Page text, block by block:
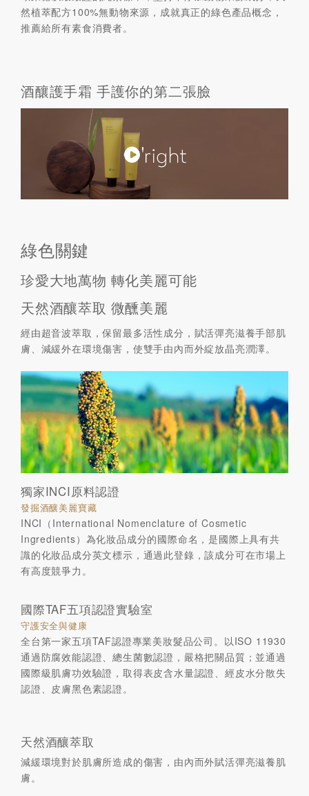
然植萃配方100%無動物來源，成就真正的綠色產品概念，
推薦給所有素食消費者。
酒釀護手霜 手護你的第二張臉
綠色關鍵
珍愛大地萬物 轉化美麗可能
天然酒釀萃取 微醺美麗
經由超音波萃取，保留最多活性成分，賦活彈亮滋養手部肌
膚、減緩外在環境傷害，使雙手由內而外綻放晶亮潤澤。
獨家INCI原料認證
發掘酒釀美麗寶藏
INCI（International Nomenclature of Cosmetic
Ingredients）為化妝品成分的國際命名，是國際上具有共
識的化妝品成分英文標示，通過此登錄，該成分可在市場上
有高度競爭力。
國際TAF五項認證實驗室
守護安全與健康
全台第一家五項TAF認證專業美妝髮品公司。以ISO 11930
通過防腐效能認證、總生菌數認證，嚴格把關品質；並通過
國際級肌膚功效驗證，取得表皮含水量認證、經皮水分散失
認證、皮膚黑色素認證。
天然酒釀萃取
減緩環境對於肌膚所造成的傷害，由內而外賦活彈亮滋養肌
膚。